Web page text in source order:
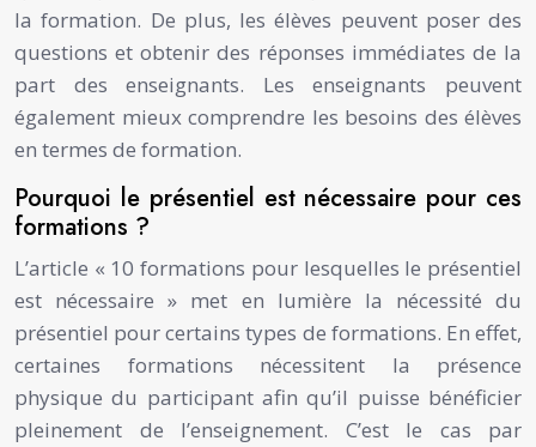
la formation. De plus, les élèves peuvent poser des
questions et obtenir des réponses immédiates de la
part des enseignants. Les enseignants peuvent
également mieux comprendre les besoins des élèves
en termes de formation.
Pourquoi le présentiel est nécessaire pour ces
formations ?
L’article « 10 formations pour lesquelles le présentiel
est nécessaire » met en lumière la nécessité du
présentiel pour certains types de formations. En effet,
certaines formations nécessitent la présence
physique du participant afin qu’il puisse bénéficier
pleinement de l’enseignement. C’est le cas par